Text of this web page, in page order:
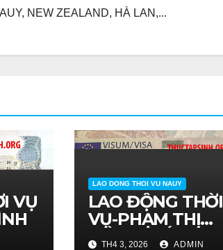
NEW ZEALAND, HÀ LAN,...
VỤ
LAO DONG THOI VU NAUY
LAO ĐỘNG THỜI
VỤ-PHẠM THỊ
HỒNG HIẾU
TH4 3, 2026 ADMIN